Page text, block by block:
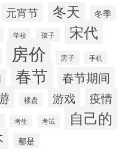
元宵节 冬天 冬季
学校 孩子 宋代
房价 房子 手机
春节 春节期间
楼盘 游戏 疫情
考生 考试 自己的
都是